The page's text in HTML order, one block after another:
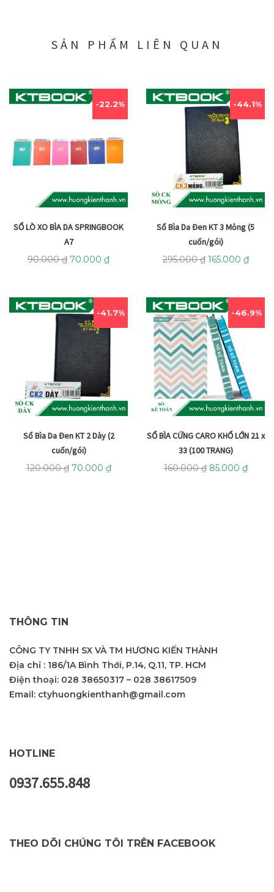
SẢN PHẨM LIÊN QUAN
22.2%
SỔ LÒ XO BÌA DA SPRINGBOOK
A7
90.000₫ 70.000 ₫
44.1%
Sổ Bìa Da Đen KT 3 Mỏng (5
cuốn/gói)
295.000₫ 165.000 ₫
41.7%
Sổ Bìa Da Đen KT 2 Dày (2
cuốn/gói)
120.000₫ 70.000 ₫
46.9%
SỔ BÌA CỨNG CARO KHỔ LỚN 21 x
33 (100 TRANG)
160.000₫ 85.000 ₫
THÔNG TIN
CÔNG TY TNHH SX VÀ TM HƯƠNG KIẾN THÀNH
Địa chỉ : 186/1A Bình Thới, P.14, Q.11, TP. HCM
Điện thoại: 028 38650317 – 028 38617509
Email: ctyhuongkienthanh@gmail.com
HOTLINE
0937.655.848
THEO DÕI CHÚNG TÔI TRÊN FACEBOOK